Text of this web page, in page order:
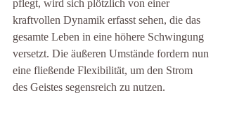
pflegt, wird sich plötzlich von einer
kraftvollen Dynamik erfasst sehen, die das
gesamte Leben in eine höhere Schwingung
versetzt. Die äußeren Umstände fordern nun
eine fließende Flexibilität, um den Strom
des Geistes segensreich zu nutzen.